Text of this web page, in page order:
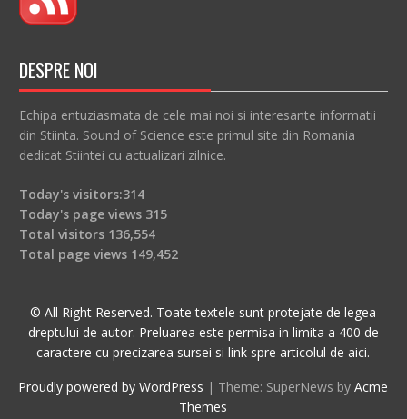
DESPRE NOI
Echipa entuziasmata de cele mai noi si interesante informatii
din Stiinta. Sound of Science este primul site din Romania
dedicat Stiintei cu actualizari zilnice.
Today's visitors:314
Today's page views 315
Total visitors 136,554
Total page views 149,452
© All Right Reserved. Toate textele sunt protejate de legea
dreptului de autor. Preluarea este permisa in limita a 400 de
caractere cu precizarea sursei si link spre articolul de aici.
Proudly powered by WordPress | Theme: SuperNews byAcme
Themes